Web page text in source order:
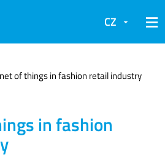
CZ
of things in fashion retail industry
in fashion